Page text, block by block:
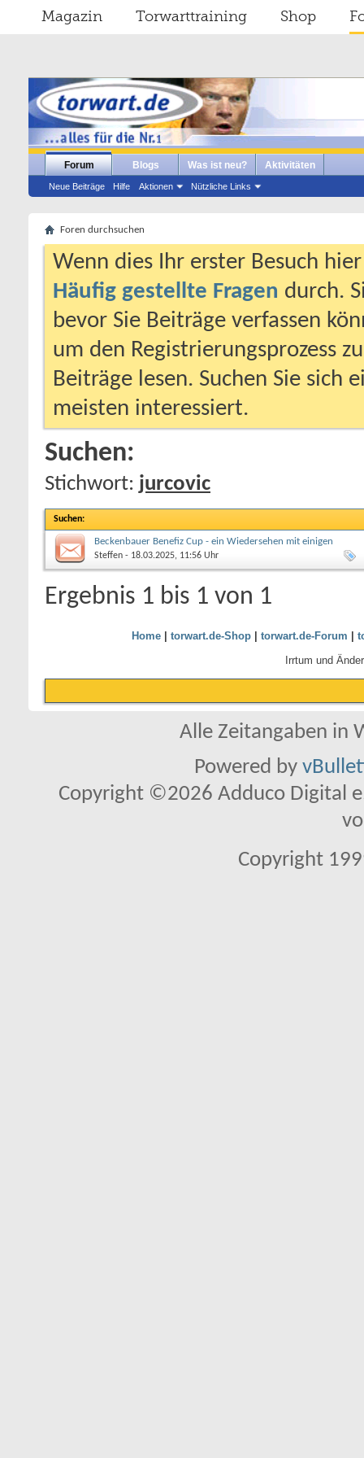
Magazin Torwarttraining Shop
Forum
Neue Beiträge Hilfe Aktionen Nützliche Links
Blogs Was ist neu? Aktivitäten
Foren durchsuchen
Wenn dies Ihr erster Besuch
Häufig gestellte Fragen durch.
bevor Sie Beiträge verfassen
um den Registrierungsprozess
Beiträge lesen. Suchen Sie sich
meisten interessiert.
Suchen:
Stichwort: jurcovic
Suchen:
Beckenbauer Benefiz Cup - ein Wiedersehen mit einigen
Veteranen
Steffen - 18.03.2025, 11:56 Uhr
Ergebnis 1 bis 1 von 1
Home| torwart.de-Shop| torwart.de-Forum
Irrtum und
Alle Zeitangaben in
Powered by
Copyright ©2026 Adduco Digital
Copyright